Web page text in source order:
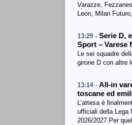
Varazze,
Leon, Milan
13:29 - Serie D,
Sport – Varese
Le sei squadre
girone D con altre
13:14 - All-in
toscane ed
L’attesa è
ufficiali della Lega
2026/2027.Per